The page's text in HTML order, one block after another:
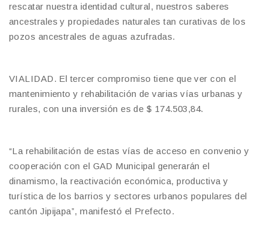
rescatar nuestra identidad cultural, nuestros saberes
ancestrales y propiedades naturales tan curativas de los
pozos ancestrales de aguas azufradas.
VIALIDAD. El tercer compromiso tiene que ver con el
mantenimiento y rehabilitación de varias vías urbanas y
rurales, con una inversión es de $ 174.503,84.
“La rehabilitación de estas vías de acceso en convenio y
cooperación con el GAD Municipal generarán el
dinamismo, la reactivación económica, productiva y
turística de los barrios y sectores urbanos populares del
cantón Jipijapa”, manifestó el Prefecto.